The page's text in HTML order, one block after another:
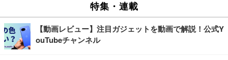
特集・連載
【動画レビュー】注目ガジェットを動画で解説！公式Y
ouTubeチャンネル